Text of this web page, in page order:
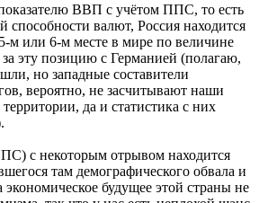
ВВП с учётом ППС, то есть
способности валют, Россия находится
м или 6-м месте в мире по величине
эту позицию с Германией (полагаю,
но западные составители
вероятно, не засчитывают наши
да и статистика с них
с некоторым отрывом находится
там демографического обвала и
экономическое будущее этой страны не